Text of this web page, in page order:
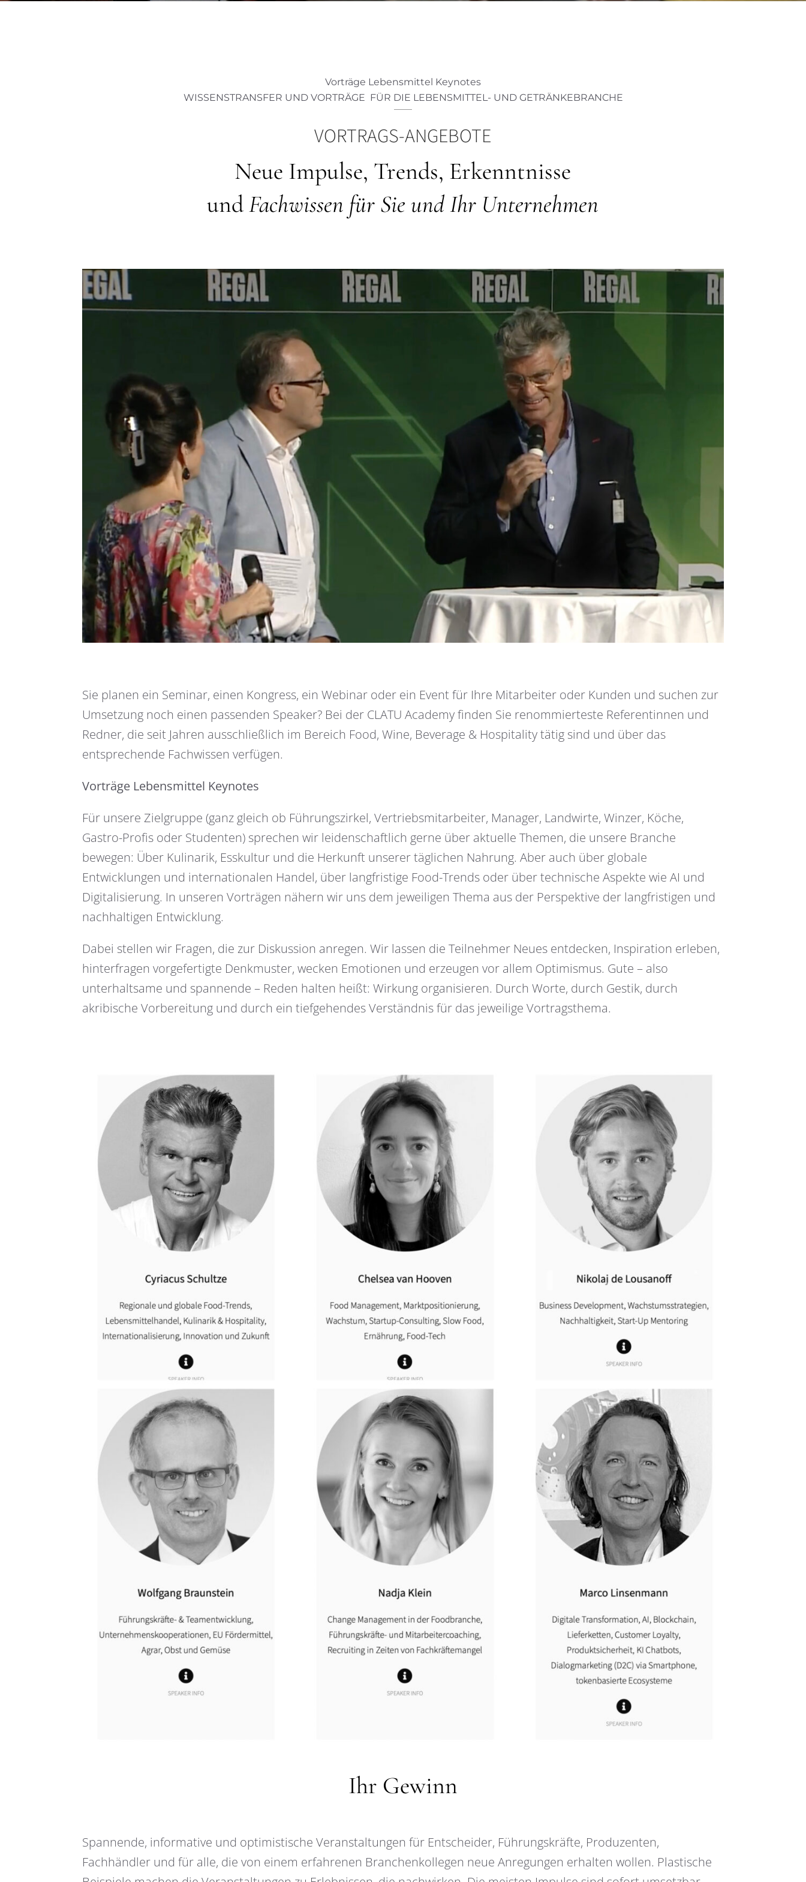
Vorträge Lebensmittel Keynotes
WISSENSTRANSFER UND VORTRÄGE FÜR DIE LEBENSMITTEL- UND GETRÄNKEBRANCHE
VORTRAGS-ANGEBOTE
Neue Impulse, Trends, Erkenntnisse
undFachwissen für Sie und Ihr Unternehmen
Sie planen ein Seminar, einen Kongress, ein Webinar oder ein Event für Ihre Mitarbeiter oder Kunden und suchen zur
Umsetzung noch einen passenden Speaker? Bei der CLATU Academy finden Sie renommierteste Referentinnen und
Redner, die seit Jahren ausschließlich im Bereich Food, Wine, Beverage & Hospitality tätig sind und über das
entsprechende Fachwissen verfügen.
Vorträge Lebensmittel Keynotes
Für unsere Zielgruppe (ganz gleich ob Führungszirkel, Vertriebsmitarbeiter, Manager, Landwirte, Winzer, Köche,
Gastro-Profis oder Studenten) sprechen wir leidenschaftlich gerne über aktuelle Themen, die unsere Branche
bewegen: Über Kulinarik, Esskultur und die Herkunft unserer täglichen Nahrung. Aber auch über globale
Entwicklungen und internationalen Handel, über langfristige Food-Trends oder über technische Aspekte wie AI und
Digitalisierung. In unseren Vorträgen nähern wir uns dem jeweiligen Thema aus der Perspektive der langfristigen und
nachhaltigen Entwicklung.
Dabei stellen wir Fragen, die zur Diskussion anregen. Wir lassen die Teilnehmer Neues entdecken, Inspiration erleben,
hinterfragen vorgefertigte Denkmuster, wecken Emotionen und erzeugen vor allem Optimismus. Gute – also
unterhaltsame und spannende – Reden halten heißt: Wirkung organisieren. Durch Worte, durch Gestik, durch
akribische Vorbereitung und durch ein tiefgehendes Verständnis für das jeweilige Vortragsthema.
Ihr Gewinn
Spannende, informative und optimistische Veranstaltungen für Entscheider, Führungskräfte, Produzenten,
Fachhändler und für alle, die von einem erfahrenen Branchenkollegen neue Anregungen erhalten wollen. Plastische